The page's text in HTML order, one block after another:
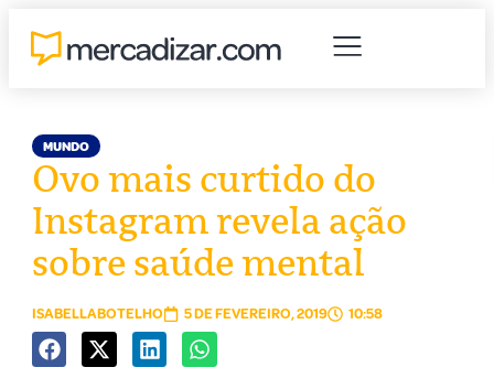
MUNDO
Ovo mais curtido do
Instagram revela ação
sobre saúde mental
ISABELLABOTELHO 5 DE FEVEREIRO, 2019 10:58